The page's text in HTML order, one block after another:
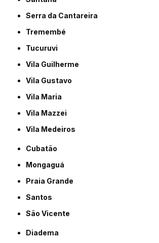
Serra da Cantareira
Tremembé
Tucuruvi
Vila Guilherme
Vila Gustavo
Vila Maria
Vila Mazzei
Vila Medeiros
Cubatão
Mongaguá
Praia Grande
Santos
São Vicente
Diadema